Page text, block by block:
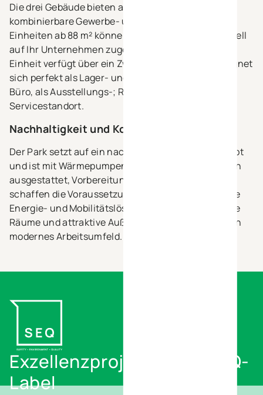
Die drei Gebäude bieten auf ca. 6.000 m² flexibel
kombinierbare Gewerbe- und Büroflächen. Die
Einheiten ab 88 m² können verbunden und individuell
auf Ihr Unternehmen zugeschnitten werden. Jede
Einheit verfügt über ein Zwischengeschoss und eignet
sich perfekt als Lager- und Produktionsfläche mit
Büro, als Ausstellungs-; Reparatur- oder
Servicestandort.
Nachhaltigkeit und Komfort vereint
Der Park setzt auf ein nachhaltiges Gebäudekonzept
und ist mit Wärmepumpen und Photovoltaikanlagen
ausgestattet, Vorbereitungen für E-Ladestationen
schaffen die Voraussetzungen für klimafreundliche
Energie- und Mobilitätslösungen. Lichtdurchflutete
Räume und attraktive Außenbereiche sorgen für ein
modernes Arbeitsumfeld.
Exzellenzprojekte mit S.E.Q-
Label